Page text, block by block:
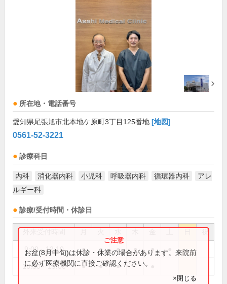
所在地・電話番号
愛知県尾張旭市北本地ケ原町3丁目125番地 [地図]
0561-52-3221
診療科目
内科 消化器内科 小児科 呼吸器内科 循環器内科
アレ
ルギー科
診療/受付時間・休診日
祝
9:00～12:10 ● ● ● ● ●
16:30～19:00 ● ● ●
お盆(8月中旬)は休診・休業の場合があります。来院前
に必ず医療機関に直接ご確認ください。
×閉じる